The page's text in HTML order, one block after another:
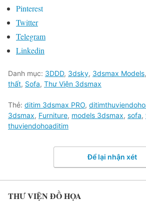
Pinterest
Twitter
Telegram
Linkedin
Danh mục: 3DDD, 3dsky, 3dsmax Models,
thất, Sofa, Thư Viện 3dsmax
Thẻ: ditim 3dsmax PRO,
3dsmax, Furniture, models 3dsmax, sofa,
thuviendohoaditim
Để lại nhận xét
THƯ VIỆN ĐỒ HỌA